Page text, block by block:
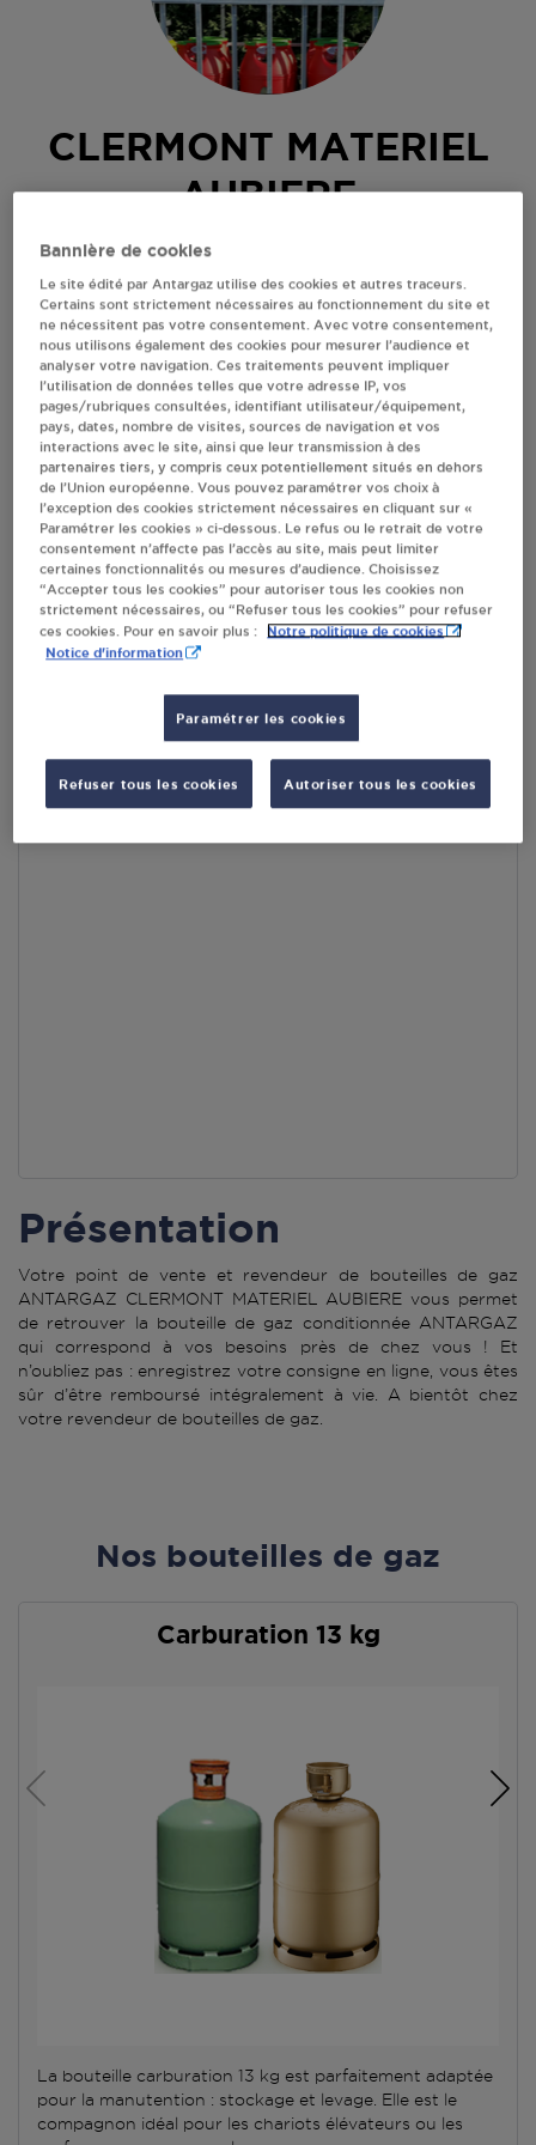
CLERMONT MATERIEL
AUBIERE
34 RUE DES VARENNES
63170 AUBIERE
Revendeur de bouteilles de gaz
S'Y RENDRE
AFFICHER LE TÉLÉPHONE
RECEVOIR LES COORDONNÉES DU REVENDEUR
En cliquant sur « S’y rendre », j’autorise le traitement
d’informations (dont mon adresse IP) et leur transfert hors UE
par Google Maps afin d’afficher la carte.
En savoir plus
Accès
Présentation
Votre point de vente et revendeur de bouteilles de gaz
ANTARGAZ CLERMONT MATERIEL AUBIERE vous permet
de retrouver la bouteille de gaz conditionnée ANTARGAZ
qui correspond à vos besoins près de chez vous ! Et
n’oubliez pas : enregistrez votre consigne en ligne, vous êtes
sûr d’être remboursé intégralement à vie. A bientôt chez
votre revendeur de bouteilles de gaz.
Nos bouteilles de gaz
Carburation 13 kg
La bouteille carburation 13 kg est parfaitement adaptée
pour la manutention : stockage et levage. Elle est le
compagnon idéal pour les chariots élévateurs ou les
Bannière de cookies
Le site édité par Antargaz utilise des cookies et autres traceurs.
Certains sont strictement nécessaires au fonctionnement du site et
ne nécessitent pas votre consentement. Avec votre consentement,
nous utilisons également des cookies pour mesurer l’audience et
analyser votre navigation. Ces traitements peuvent impliquer
l’utilisation de données telles que votre adresse IP, vos
pages/rubriques consultées, identifiant utilisateur/équipement,
pays, dates, nombre de visites, sources de navigation et vos
interactions avec le site, ainsi que leur transmission à des
partenaires tiers, y compris ceux potentiellement situés en dehors
de l’Union européenne. Vous pouvez paramétrer vos choix à
l’exception des cookies strictement nécessaires en cliquant sur «
Paramétrer les cookies » ci-dessous. Le refus ou le retrait de votre
consentement n’affecte pas l’accès au site, mais peut limiter
certaines fonctionnalités ou mesures d’audience. Choisissez
“Accepter tous les cookies” pour autoriser tous les cookies non
strictement nécessaires, ou “Refuser tous les cookies” pour refuser
ces cookies. Pour en savoir plus :
Notre politique de cookies
Notice d'information
Paramétrer les cookies
Refuser tous les cookies Autoriser tous les cookies